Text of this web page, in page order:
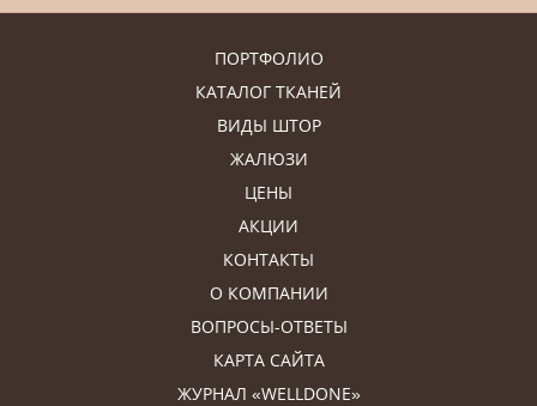
ПОРТФОЛИО
КАТАЛОГ ТКАНЕЙ
ВИДЫ ШТОР
ЖАЛЮЗИ
ЦЕНЫ
АКЦИИ
КОНТАКТЫ
О КОМПАНИИ
ВОПРОСЫ-ОТВЕТЫ
КАРТА САЙТА
ЖУРНАЛ «WELLDONE»